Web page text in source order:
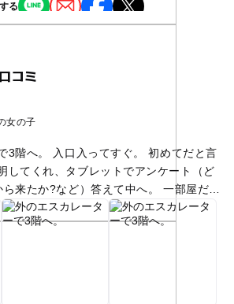
る
コミ
女の子
3階へ。 入口入ってすぐ。 初めてだと言
してくれ、タブレットでアンケート（ど
来たか?など）答えて中へ。 一部屋だけ
。 中では飲食禁止。 いろ
さわれるものや、遊べるもの。 ロボッ